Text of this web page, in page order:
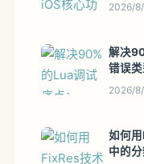
2026/
解决
错误
2026/
如何
中的